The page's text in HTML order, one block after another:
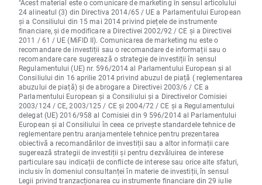
"Acest material este o comunicare de marketing în sensul articolului
24 alineatul (3) din Directiva 2014/65 / UE a Parlamentului European
și a Consiliului din 15 mai 2014 privind piețele de instrumente
financiare, și de modificare a Directivei 2002/92 / CE și a Directivei
2011 / 61 / UE (MiFID II). Comunicarea de marketing nu este o
recomandare de investiții sau o recomandare de informații sau o
recomandare care sugerează o strategie de investiții în sensul
Regulamentului (UE) nr. 596/2014 al Parlamentului European și al
Consiliului din 16 aprilie 2014 privind abuzul de piață ( reglementarea
abuzului de piață) și de abrogare a Directivei 2003/6 / CE a
Parlamentului European și a Consiliului și a Directivelor Comisiei
2003/124 / CE, 2003/125 / CE și 2004/72 / CE și a Regulamentului
delegat (UE) 2016/958 al Comisiei din 9 596/2014 al Parlamentului
European și al Consiliului în ceea ce privește standardele tehnice de
reglementare pentru aranjamentele tehnice pentru prezentarea
obiectivă a recomandărilor de investiții sau a altor informații care
sugerează strategii de investiții și pentru dezvăluirea de interese
particulare sau indicații de conflicte de interese sau orice alte sfaturi,
inclusiv în domeniul consultanței în materie de investiții, în sensul
Legii privind tranzacționarea cu instrumente financiare din 29 iulie